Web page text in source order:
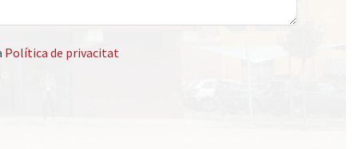
Política de privacitat